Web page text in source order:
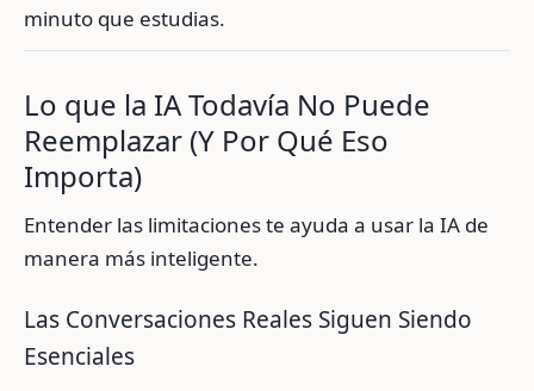
minuto que estudias.
Lo que la IA Todavía No Puede
Reemplazar (Y Por Qué Eso
Importa)
Entender las limitaciones te ayuda a usar la IA de
manera más inteligente.
Las Conversaciones Reales Siguen Siendo
Esenciales